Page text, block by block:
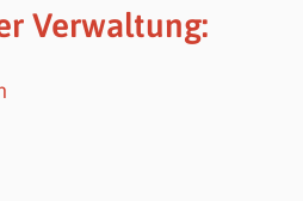
Verwaltung: